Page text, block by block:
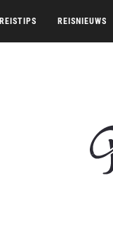
REISTIPS REISNIEUWS